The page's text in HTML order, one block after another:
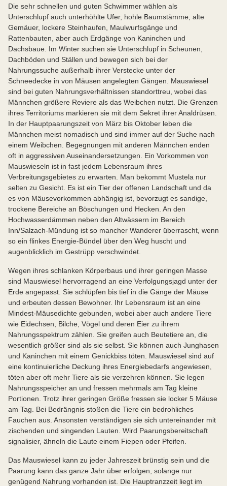
Die sehr schnellen und guten Schwimmer wählen als
Unterschlupf auch unterhöhlte Ufer, hohle Baumstämme, alte
Gemäuer, lockere Steinhaufen, Maulwurfsgänge und
Rattenbauten, aber auch Erdgänge von Kaninchen und
Dachsbaue. Im Winter suchen sie Unterschlupf in Scheunen,
Dachböden und Ställen und bewegen sich bei der
Nahrungssuche außerhalb ihrer Verstecke unter der
Schneedecke in von Mäusen angelegten Gängen. Mauswiesel
sind bei guten Nahrungsverhältnissen standorttreu, wobei das
Männchen größere Reviere als das Weibchen nutzt. Die Grenzen
ihres Territoriums markieren sie mit dem Sekret ihrer Analdrüsen.
In der Hauptpaarungszeit von März bis Oktober leben die
Männchen meist nomadisch und sind immer auf der Suche nach
einem Weibchen. Begegnungen mit anderen Männchen enden
oft in aggressiven Auseinandersetzungen. Ein Vorkommen von
Mauswieseln ist in fast jedem Lebensraum ihres
Verbreitungsgebietes zu erwarten. Man bekommt Mustela nur
selten zu Gesicht. Es ist ein Tier der offenen Landschaft und da
es von Mäusevorkommen abhängig ist, bevorzugt es sandige,
trockene Bereiche an Böschungen und Hecken. An den
Hochwasserdämmen neben den Altwässern im Bereich
Inn/Salzach-Mündung ist so mancher Wanderer überrascht, wenn
so ein flinkes Energie-Bündel über den Weg huscht und
augenblicklich im Gestrüpp verschwindet.
Wegen ihres schlanken Körperbaus und ihrer geringen Masse
sind Mauswiesel hervorragend an eine Verfolgungsjagd unter der
Erde angepasst. Sie schlüpfen bis tief in die Gänge der Mäuse
und erbeuten dessen Bewohner. Ihr Lebensraum ist an eine
Mindest-Mäusedichte gebunden, wobei aber auch andere Tiere
wie Eidechsen, Bilche, Vögel und deren Eier zu ihrem
Nahrungsspektrum zählen. Sie greifen auch Beutetiere an, die
wesentlich größer sind als sie selbst. Sie können auch Junghasen
und Kaninchen mit einem Genickbiss töten. Mauswiesel sind auf
eine kontinuierliche Deckung ihres Energiebedarfs angewiesen,
töten aber oft mehr Tiere als sie verzehren können. Sie legen
Nahrungsspeicher an und fressen mehrmals am Tag kleine
Portionen. Trotz ihrer geringen Größe fressen sie locker 5 Mäuse
am Tag. Bei Bedrängnis stoßen die Tiere ein bedrohliches
Fauchen aus. Ansonsten verständigen sie sich untereinander mit
zischenden und singenden Lauten. Wird Paarungsbereitschaft
signalisier, ähneln die Laute einem Fiepen oder Pfeifen.
Das Mauswiesel kann zu jeder Jahreszeit brünstig sein und die
Paarung kann das ganze Jahr über erfolgen, solange nur
genügend Nahrung vorhanden ist. Die Hauptranzzeit liegt im